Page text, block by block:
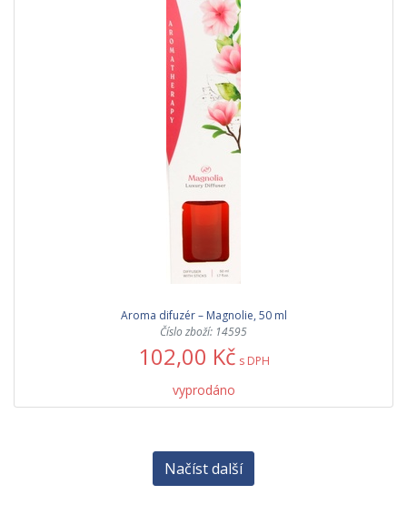
Aroma difuzér – Magnolie, 50 ml
Číslo zboží: 14595
102,00 Kč s DPH
vyprodáno
Načíst další